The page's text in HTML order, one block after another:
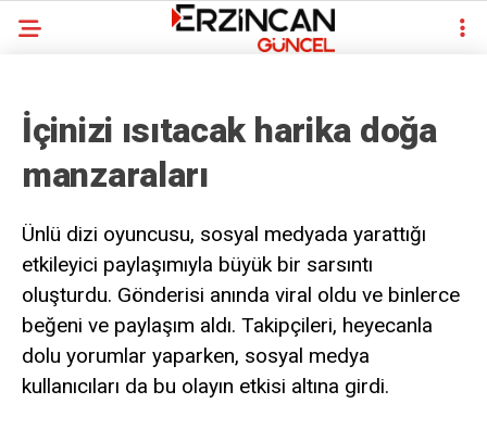
İçinizi ısıtacak harika doğa
manzaraları
Ünlü dizi oyuncusu, sosyal medyada yarattığı
etkileyici paylaşımıyla büyük bir sarsıntı
oluşturdu. Gönderisi anında viral oldu ve binlerce
beğeni ve paylaşım aldı. Takipçileri, heyecanla
dolu yorumlar yaparken, sosyal medya
kullanıcıları da bu olayın etkisi altına girdi.